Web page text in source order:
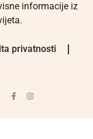
informacije iz
privatnosti